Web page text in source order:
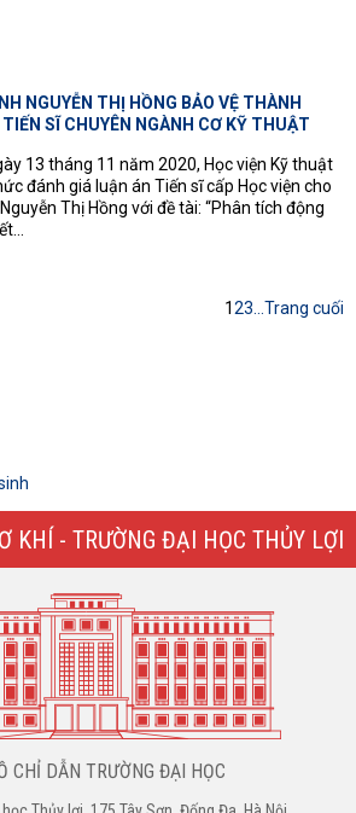
NGUYỄN THỊ HỒNG BẢO VỆ THÀNH
SĨ CHUYÊN NGÀNH CƠ KỸ THUẬT
13 tháng 11 năm 2020, Học viện Kỹ thuật
đánh giá luận án Tiến sĩ cấp Học viện cho
Thị Hồng với đề tài: “Phân tích động
123 Trang cuối
CƠ KHÍ - TRƯỜNG ĐẠI HỌC THỦY LỢI
CHỈ DẪN TRƯỜNG ĐẠI HỌC